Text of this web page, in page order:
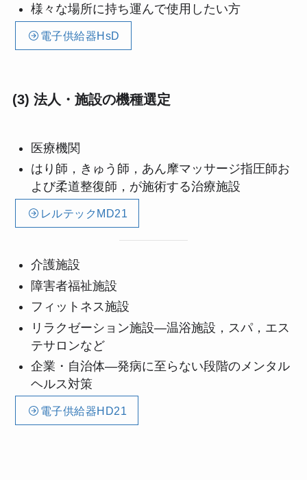
様々な場所に持ち運んで使用したい方
電子供給器HsD
(3) 法人・施設の機種選定
医療機関
はり師，きゅう師，あん摩マッサージ指圧師お
よび柔道整復師，が施術する治療施設
レルテックMD21
介護施設
障害者福祉施設
フィットネス施設
リラクゼーション施設―温浴施設，スパ，エス
テサロンなど
企業・自治体―発病に至らない段階のメンタル
ヘルス対策
電子供給器HD21